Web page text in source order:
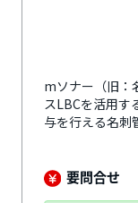
mソナー（旧：
スLBCを活用す
与を行える名刺
相手担当者の
や相手企業の
企業情報は日々
要問合せ